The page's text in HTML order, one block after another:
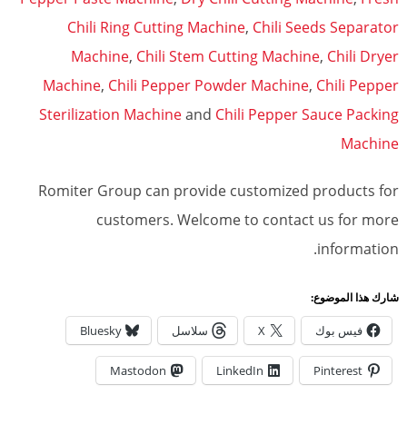
Chili Ring Cutting Machine, Chili Seeds Separator
Machine, Chili Stem Cutting Machine, Chili Dryer
Machine, Chili Pepper Powder Machine, Chili Pepper
Sterilization Machineand Chili Pepper Sauce Packing
Machine
Romiter Group can provide customized products for
customers. Welcome to contact us for more
information.
شارك هذا الموضوع:
فيس بوك X سلاسل Bluesky
Pinterest
LinkedIn
Mastodon